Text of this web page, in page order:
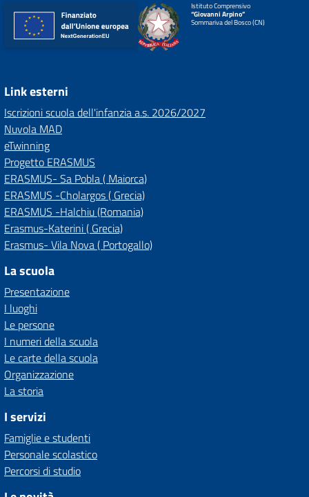
Istituto Comprensivo
“Giovanni Arpino”
Sommariva del Bosco (CN)
Link esterni
Iscrizioni scuola dell'infanzia a.s. 2026/2027
Nuvola MAD
eTwinning
Progetto ERASMUS
ERASMUS- Sa Pobla ( Maiorca)
ERASMUS -Cholargos ( Grecia)
ERASMUS -Halchiu (Romania)
Erasmus-Katerini ( Grecia)
Erasmus- Vila Nova ( Portogallo)
La scuola
Presentazione
I luoghi
Le persone
I numeri della scuola
Le carte della scuola
Organizzazione
La storia
I servizi
Famiglie e studenti
Personale scolastico
Percorsi di studio